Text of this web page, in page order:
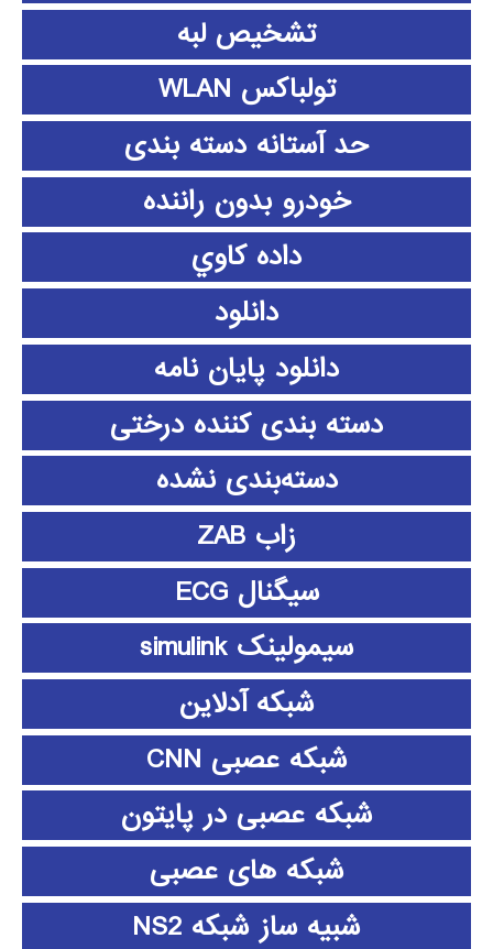
تشخیص لبه
تولباکس WLAN
حد آستانه دسته بندی
خودرو بدون راننده
داده كاوي
دانلود
دانلود پايان نامه
دسته بندی کننده درختی
دسته‌بندی نشده
زاب ZAB
سیگنال ECG
سیمولینک simulink
شبکه آدلاین
شبکه عصبی CNN
شبکه عصبی در پایتون
شبکه های عصبی
شبیه ساز شبکه NS2